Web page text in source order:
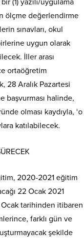
(1) yazılı/uygulama
ölçme değerlendirme
sınavları, okul
uygun olarak
İller arası
ortaöğretim
28 Aralık Pazartesi
başvurması halinde,
olması kaydıyla, ‘o
katılabilecek.
2020-2021 eğitim
22 Ocak 2021
tarihinden itibaren
farklı gün ve
şekilde